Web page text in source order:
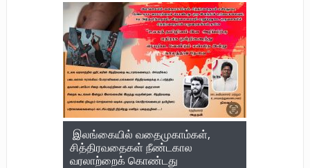
இலங்கையில் வதைமுகாம்கள்,
சித்திரவதைகள் நீண்டகால
வரலாற்றைக் கொண்டது